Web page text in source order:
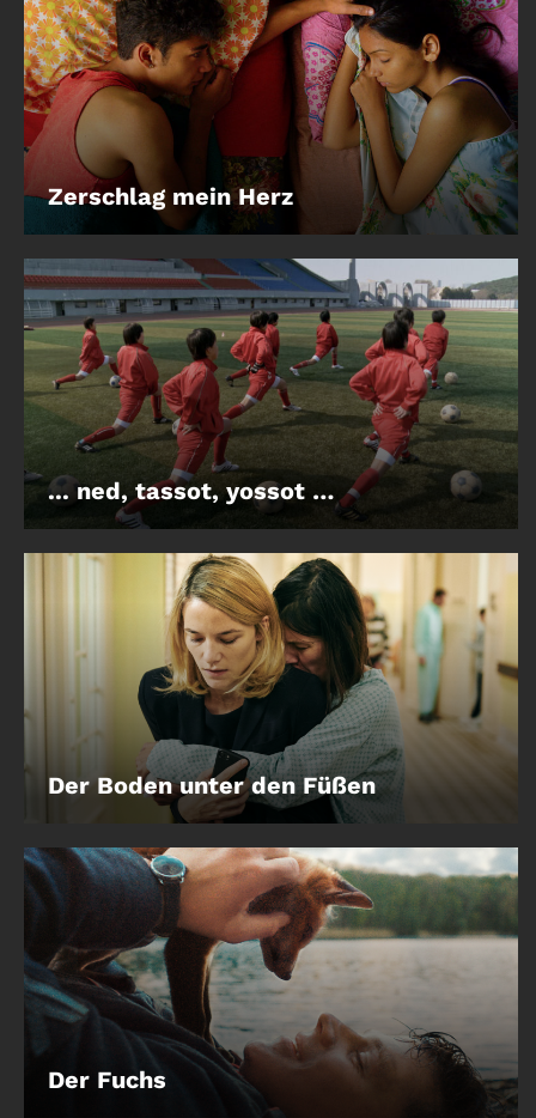
Zerschlag mein Herz
... ned, tassot, yossot …
Der Boden unter den Füßen
Der Fuchs